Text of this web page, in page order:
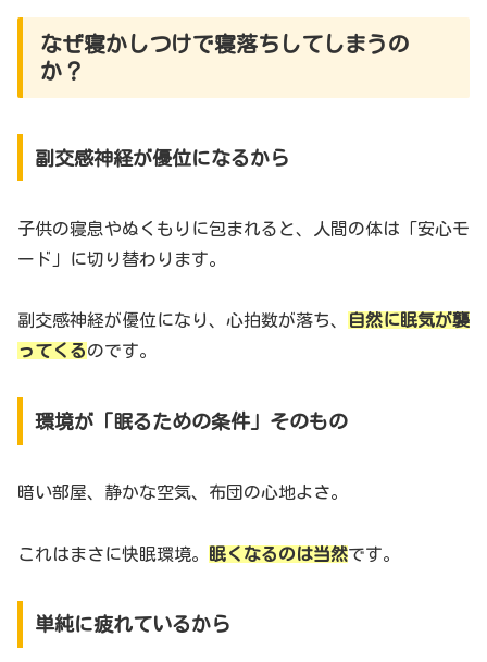
なぜ寝かしつけで寝落ちしてしまうの
か？
副交感神経が優位になるから
子供の寝息やぬくもりに包まれると、人間の体は「安心モ
ード」に切り替わります。
副交感神経が優位になり、心拍数が落ち、
自然に眠気が襲
ってくるのです。
環境が「眠るための条件」そのもの
暗い部屋、静かな空気、布団の心地よさ。
これはまさに快眠環境。 眠くなるのは当然です。
単純に疲れているから